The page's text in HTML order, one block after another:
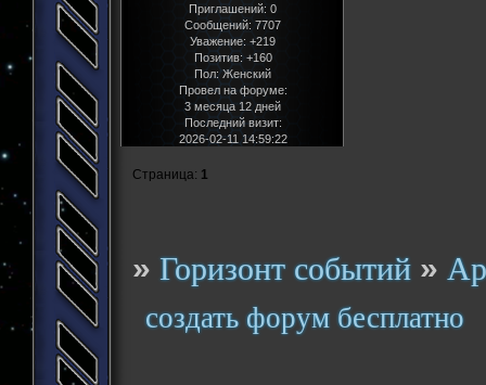
Приглашений: 0
Сообщений: 7707
Уважение: +219
Позитив: +160
Пол:Женский
Провел на форуме:
3 месяца 12 дней
Последний визит:
2026-02-11 14:59:22
Страница: 1
»Горизонт событий »
создать форум бесплатно